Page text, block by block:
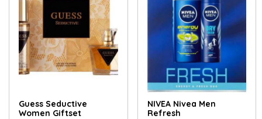
Guess Seductive
Women Giftset
NIVEA Nivea Men
Refresh